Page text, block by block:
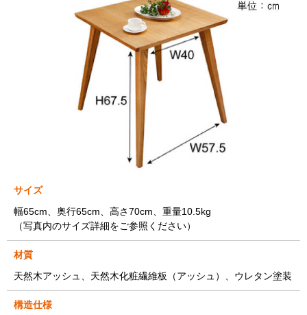
サイズ
幅65cm、奥行65cm、高さ70cm、重量10.5kg
（写真内のサイズ詳細をご参照ください）
材質
天然木アッシュ、天然木化粧繊維板（アッシュ）、ウレタン塗装
構造仕様